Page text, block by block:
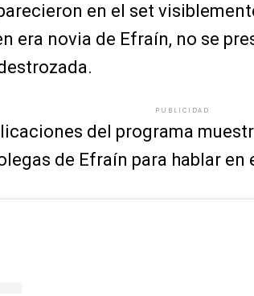
en el set
era novia de Efraín, no se
PUBLICIDAD
del programa
de Efraín para hablar en